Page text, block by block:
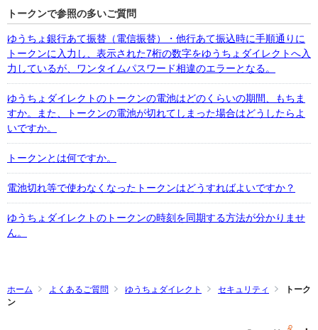
トークンで参照の多いご質問
ゆうちょ銀行あて振替（電信振替）・他行あて振込時に手順通りに
トークンに入力し、表示された7桁の数字をゆうちょダイレクトへ入
力しているが、ワンタイムパスワード相違のエラーとなる。
ゆうちょダイレクトのトークンの電池はどのくらいの期間、もちま
すか。また、トークンの電池が切れてしまった場合はどうしたらよ
いですか。
トークンとは何ですか。
電池切れ等で使わなくなったトークンはどうすればよいですか？
ゆうちょダイレクトのトークンの時刻を同期する方法が分かりませ
ん。
ホーム よくあるご質問 ゆうちょダイレクト セキュリティ
トーク
ン